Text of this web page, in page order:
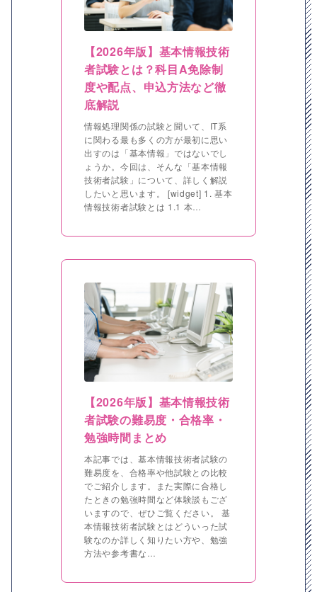
【2026年版】基本情報技術
者試験とは？科目A免除制
度や配点、申込方法など徹
底解説
情報処理関係の試験と聞いて、IT系
に関わる最も多くの方が最初に思い
出すのは「基本情報」ではないでし
ょうか。今回は、そんな「基本情報
技術者試験」について、詳しく解説
したいと思います。 [widget] 1. 基本
情報技術者試験とは 1.1 本…
【2026年版】基本情報技術
者試験の難易度・合格率・
勉強時間まとめ
本記事では、基本情報技術者試験の
難易度を、合格率や他試験との比較
でご紹介します。また実際に合格し
たときの勉強時間など体験談もござ
いますので、ぜひご覧ください。 基
本情報技術者試験とはどういった試
験なのか詳しく知りたい方や、勉強
方法や参考書な…